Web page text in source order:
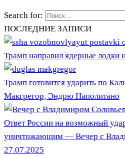
Search for:
ПОСЛЕДНИЕ ЗАПИСИ
Трамп направил ядерные лодки
Трамп готовится ударить по
Макгрегор, Эндрю Наполитано
Ответ России на возможный
уничтожающим — Вечер с
27.07.2025